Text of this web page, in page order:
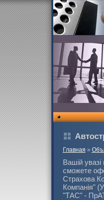
Главная »
Вашій
сможете
Страхова
Компанія"
"ТАС" -